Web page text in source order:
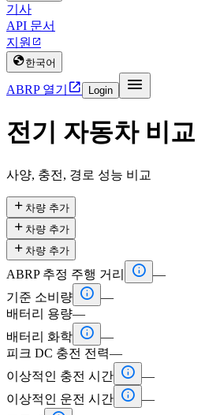
기사
API 문서
지원 
한국어
ABRP 열기  Login 
전기 자동차 비교
사양, 충전, 경로 성능 비교
 차량 추가
 차량 추가
 차량 추가
ABRP 추정 주행 거리  —
기준 소비량  —
배터리 용량—
배터리 화학  —
피크 DC 충전 전력—
이상적인 충전 시간  —
이상적인 운전 시간  —